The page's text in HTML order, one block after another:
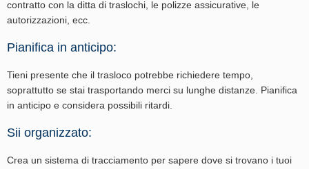
contratto con la ditta di traslochi, le polizze assicurative, le
autorizzazioni, ecc.
Pianifica in anticipo:
Tieni presente che il trasloco potrebbe richiedere tempo,
soprattutto se stai trasportando merci su lunghe distanze. Pianifica
in anticipo e considera possibili ritardi.
Sii organizzato:
Crea un sistema di tracciamento per sapere dove si trovano i tuoi